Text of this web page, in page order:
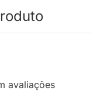
avaliações